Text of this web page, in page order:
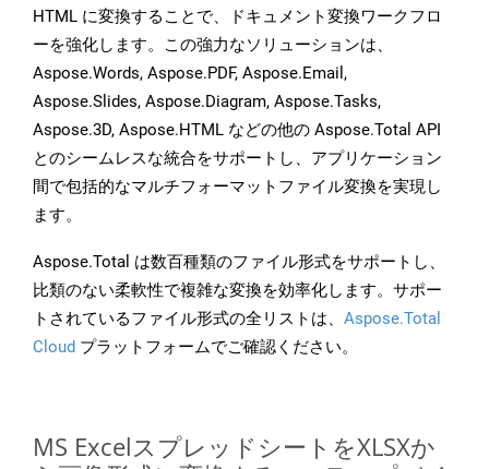
HTML に変換することで、ドキュメント変換ワークフロ
ーを強化します。この強力なソリューションは、
Aspose.Words, Aspose.PDF, Aspose.Email,
Aspose.Slides, Aspose.Diagram, Aspose.Tasks,
Aspose.3D, Aspose.HTML などの他の Aspose.Total API
とのシームレスな統合をサポートし、アプリケーション
間で包括的なマルチフォーマットファイル変換を実現し
ます。
Aspose.Total は数百種類のファイル形式をサポートし、
比類のない柔軟性で複雑な変換を効率化します。サポー
トされているファイル形式の全リストは、 Aspose.Total
Cloud プラットフォームでご確認ください。
MS ExcelスプレッドシートをXLSXか